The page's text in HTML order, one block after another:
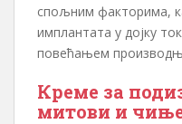
спољним факторима,
имплантата у дојку
повећањем
Креме за
митови и